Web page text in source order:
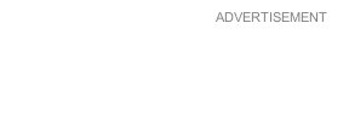
ADVERTISEMENT